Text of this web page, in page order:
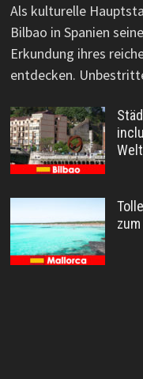
Als kulturelle
Bilbao in Spanien
Erkundung ihres
entdecken.
Welt